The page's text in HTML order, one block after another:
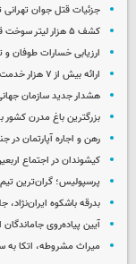
جزئیات قتل جوان تهرانی توسط ۳ مرد
کشف ۵ هزار لیتر سوخت قاچاق و چندین قبضه سلاح گرم توسط مرزبانان هرمزگان
ارزیابی خسارات طوفان
ارائه بیش از ۷ هزار خدمت درمانی به زائران اربعین حسینی در مرز چذابه
هشدار جدید سازمان
بزرگترین باغ مدرن کشور به ارزش ۷ همت در
رهن و اجاره آپارتمان در جنوب
کیشوندان در اجتماع
پرسپولیس؛ گران‌ترین
بدرقه باشکوه
آیین پیاده‌روی
میراث مشروطه، اتکا به